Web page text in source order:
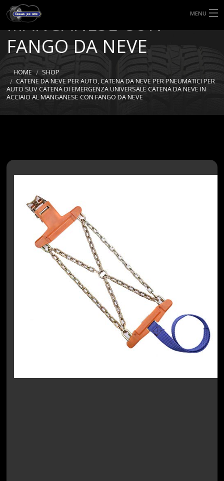
MENU
HOME
TIPI DI GOMME
MISURE GOMME
MANGANESE CON
FANGO DA NEVE
HOME
SHOP
CATENE DA NEVE PER AUTO, CATENA DA NEVE PER PNEUMATICI PER
AUTO SUV CATENA DI EMERGENZA UNIVERSALE CATENA DA NEVE IN
ACCIAIO AL MANGANESE CON FANGO DA NEVE